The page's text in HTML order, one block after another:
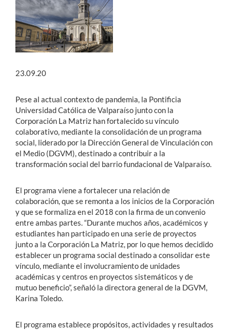
English
23.09.20
Pese al actual contexto de pandemia, la Pontificia
Universidad Católica de Valparaíso junto con la
Corporación La Matriz han fortalecido su vínculo
colaborativo, mediante la consolidación de un programa
social, liderado por la Dirección General de Vinculación con
el Medio (DGVM), destinado a contribuir a la
transformación social del barrio fundacional de Valparaíso.
El programa viene a fortalecer una relación de
colaboración, que se remonta a los inicios de la Corporación
y que se formaliza en el 2018 con la firma de un convenio
entre ambas partes. “Durante muchos años, académicos y
estudiantes han participado en una serie de proyectos
junto a la Corporación La Matriz, por lo que hemos decidido
establecer un programa social destinado a consolidar este
vínculo, mediante el involucramiento de unidades
académicas y centros en proyectos sistemáticos y de
mutuo beneficio”, señaló la directora general de la DGVM,
Karina Toledo.
El programa establece propósitos, actividades y resultados